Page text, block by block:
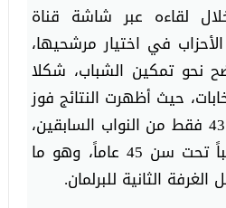
لقاءه عبر شاشة قناة
في اختيار مرشحيها،
نحو تمكين الشباب، شكلا
حيث أظهرت النتائج فوز
152 نائباً جديداً مقابل 43 فقط من النواب السابقين،
فضلاً عن دخول 81 نائباً تحت سن 45 عاماً، وهو ما
الثانية للبرلمان.